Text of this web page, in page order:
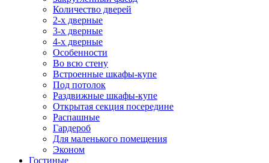
Количество дверей
2-х дверные
3-х дверные
4-х дверные
Особенности
Во всю стену
Встроенные шкафы-купе
Под потолок
Раздвижные шкафы-купе
Открытая секция посередине
Распашные
Гардероб
Для маленького помещения
Эконом
Гостиные